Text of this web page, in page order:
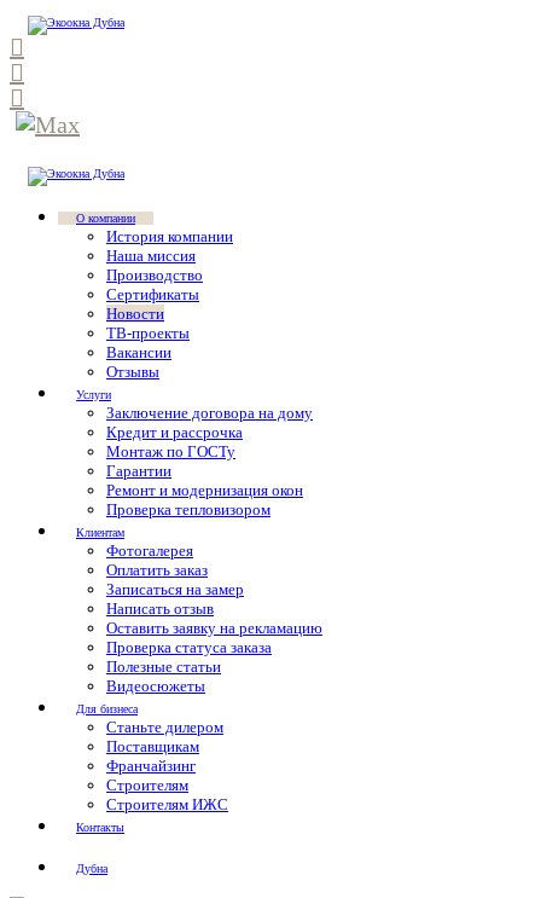
О компании
История компании
Наша миссия
Производство
Сертификаты
Новости
ТВ-проекты
Вакансии
Отзывы
Услуги
Заключение договора на дому
Кредит и рассрочка
Монтаж по ГОСТу
Гарантии
Ремонт и модернизация окон
Проверка тепловизором
Клиентам
Фотогалерея
Оплатить заказ
Записаться на замер
Написать отзыв
Оставить заявку на рекламацию
Проверка статуса заказа
Полезные статьи
Видеосюжеты
Для бизнеса
Станьте дилером
Поставщикам
Франчайзинг
Строителям
Строителям ИЖС
Контакты
Дубна